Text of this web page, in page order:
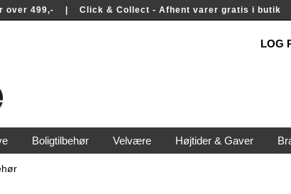
over 499,- | Click & Collect - Afhent varer gratis i
LOG
Boligtilbehør Velvære Højtider & Gaver